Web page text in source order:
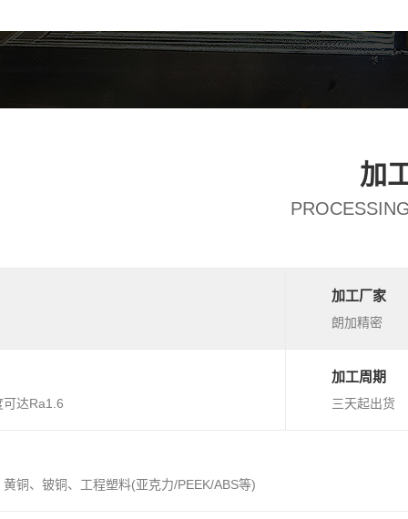
加
加工厂家
朗加精密
达Ra1.6
加工周期
三天起出货
铜、铍铜、工程塑料(亚克力/PEEK/ABS等)